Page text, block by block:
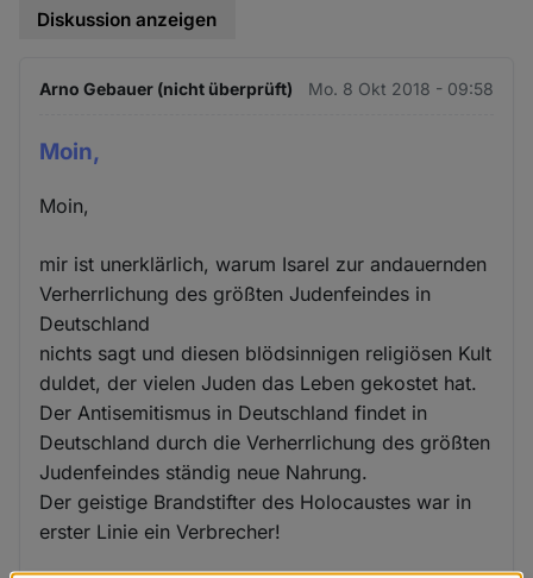
Diskussion anzeigen
Arno Gebauer (nicht überprüft) Mo. 8 Okt 2018 - 09:58
Moin,
Moin,
mir ist unerklärlich, warum Isarel zur andauernden
Verherrlichung des größten Judenfeindes in
Deutschland
nichts sagt und diesen blödsinnigen religiösen Kult
duldet, der vielen Juden das Leben gekostet hat.
Der Antisemitismus in Deutschland findet in
Deutschland durch die Verherrlichung des größten
Judenfeindes ständig neue Nahrung.
Der geistige Brandstifter des Holocaustes war in
erster Linie ein Verbrecher!